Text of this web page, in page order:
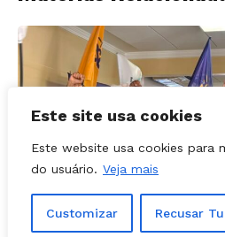
Este site usa cookies
Este website usa cookies para
do usuário. Veja mais
Customizar Recusar